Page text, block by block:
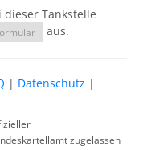
Tankstelle
aus.
| Datenschutz |
zugelassen